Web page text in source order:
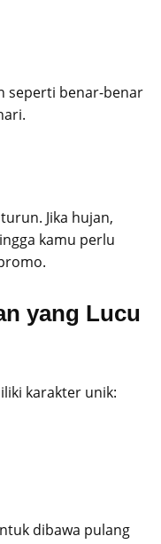
seperti benar-benar
Jika hujan,
kamu perlu
yang Lucu
karakter unik:
dibawa pulang